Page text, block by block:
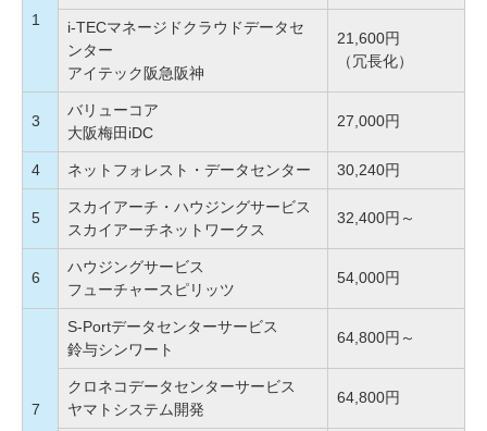
1
i-TECマネージドクラウドデータセ
ンター
アイテック阪急阪神
21,600円
（冗長化）
3
バリューコア
大阪梅田iDC
27,000円
4 ネットフォレスト・データセンター 30,240円
5
スカイアーチ・ハウジングサービス
スカイアーチネットワークス
32,400円～
6
ハウジングサービス
フューチャースピリッツ
54,000円
7
S-Portデータセンターサービス
鈴与シンワート
64,800円～
クロネコデータセンターサービス
ヤマトシステム開発
64,800円